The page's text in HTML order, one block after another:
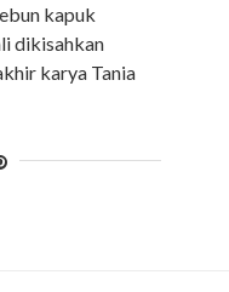
kapuk
dikisahkan
karya Tania